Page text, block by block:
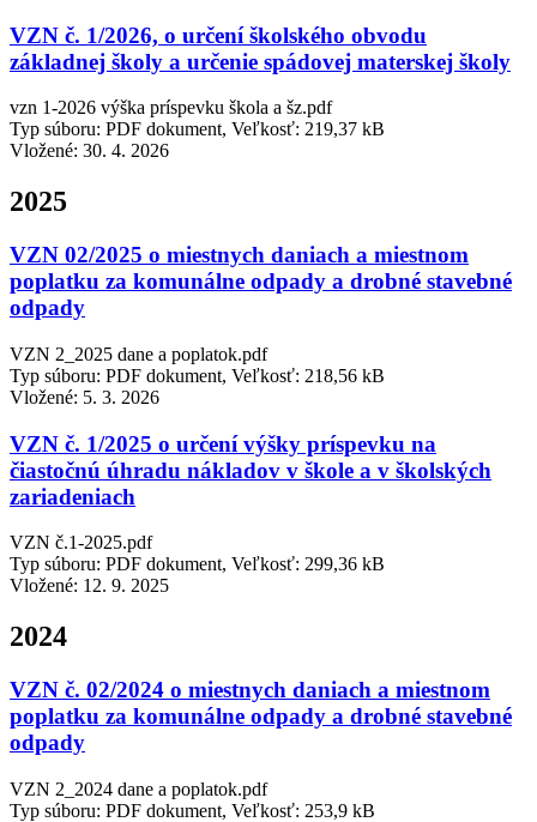
VZN č. 1/2026, o určení školského obvodu
základnej školy a určenie spádovej materskej školy
vzn 1-2026 výška príspevku škola a šz.pdf
Typ súboru: PDF dokument, Veľkosť: 219,37 kB
Vložené: 30. 4. 2026
2025
VZN 02/2025 o miestnych daniach a miestnom
poplatku za komunálne odpady a drobné stavebné
odpady
VZN 2_2025 dane a poplatok.pdf
Typ súboru: PDF dokument, Veľkosť: 218,56 kB
Vložené: 5. 3. 2026
VZN č. 1/2025 o určení výšky príspevku na
čiastočnú úhradu nákladov v škole a v školských
zariadeniach
VZN č.1-2025.pdf
Typ súboru: PDF dokument, Veľkosť: 299,36 kB
Vložené: 12. 9. 2025
2024
VZN č. 02/2024 o miestnych daniach a miestnom
poplatku za komunálne odpady a drobné stavebné
odpady
VZN 2_2024 dane a poplatok.pdf
Typ súboru: PDF dokument, Veľkosť: 253,9 kB